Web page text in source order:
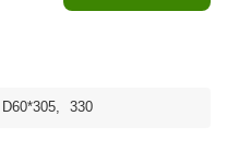
D60*305, 330